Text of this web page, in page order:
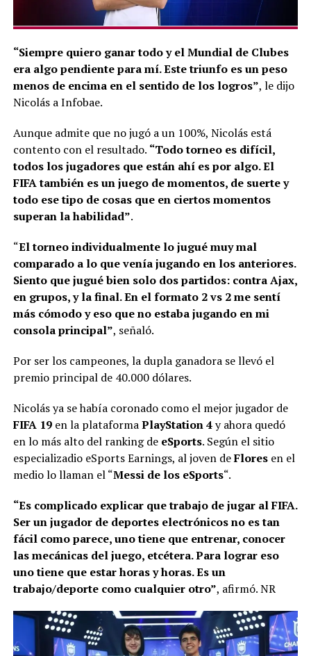
“Siempre quiero ganar todo y el Mundial de Clubes
era algo pendiente para mí. Este triunfo es un peso
menos de encima en el sentido de los logros”, le dijo
Nicolás a Infobae.
Aunque admite que no jugó a un 100%, Nicolás está
contento con el resultado. “Todo torneo es difícil,
todos los jugadores que están ahí es por algo. El
FIFA también es un juego de momentos, de suerte y
todo ese tipo de cosas que en ciertos momentos
superan la habilidad”.
“El torneo individualmente lo jugué muy mal
comparado a lo que venía jugando en los anteriores.
Siento que jugué bien solo dos partidos: contra Ajax,
en grupos, y la final. En el formato 2 vs 2 me sentí
más cómodo y eso que no estaba jugando en mi
consola principal”, señaló.
Por ser los campeones, la dupla ganadora se llevó el
premio principal de 40.000 dólares.
Nicolás ya se había coronado como el mejor jugador de
FIFA 19en la plataformaPlayStation 4y ahora quedó
en lo más alto del ranking de eSports. Según el sitio
especializadio eSports Earnings, al joven deFloresen el
medio lo llaman el “Messi de los eSports“.
“Es complicado explicar que trabajo de jugar al FIFA.
Ser un jugador de deportes electrónicos no es tan
fácil como parece, uno tiene que entrenar, conocer
las mecánicas del juego, etcétera. Para lograr eso
uno tiene que estar horas y horas. Es un
trabajo/deporte como cualquier otro”, afirmó. NR